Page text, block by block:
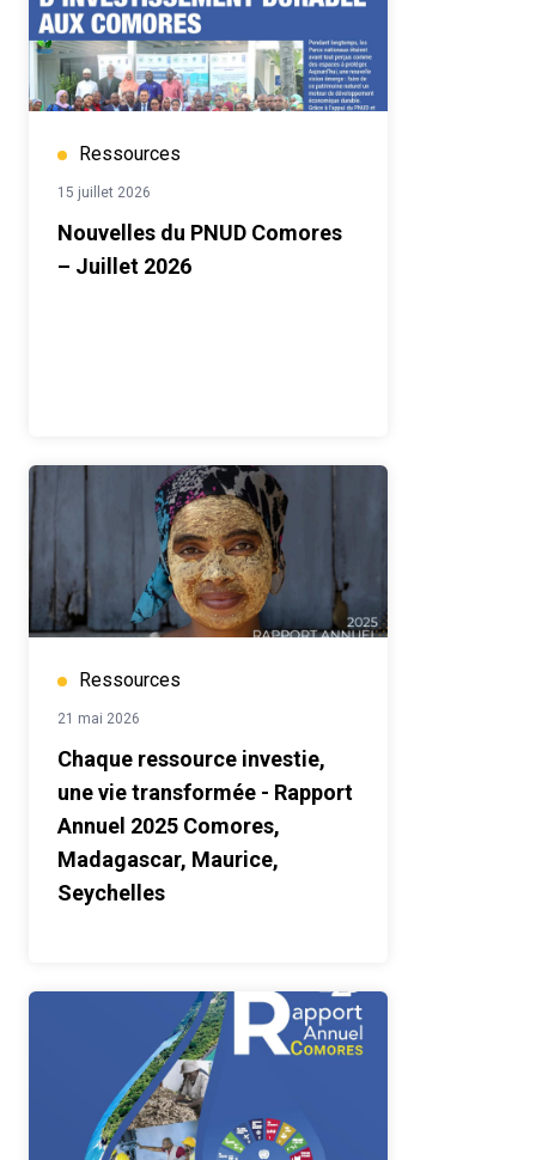
Ressources
15 juillet 2026
Nouvelles du PNUD Comores
– Juillet 2026
Ressources
21 mai 2026
Chaque ressource investie,
une vie transformée - Rapport
Annuel 2025 Comores,
Madagascar, Maurice,
Seychelles